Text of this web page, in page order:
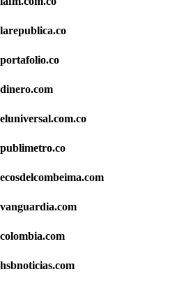
larepublica.co
portafolio.co
dinero.com
eluniversal.com.co
publimetro.co
ecosdelcombeima.com
vanguardia.com
colombia.com
hsbnoticias.com